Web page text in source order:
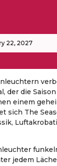
22, 2027
der die
einem
sich The
jedem